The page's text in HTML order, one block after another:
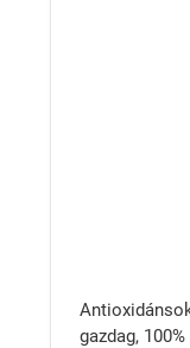
gazdag,